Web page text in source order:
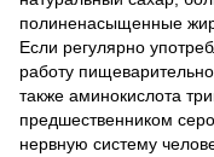
полиненасыщенные
Если регулярно
работу
также аминокислота
предшественником
нервную систему